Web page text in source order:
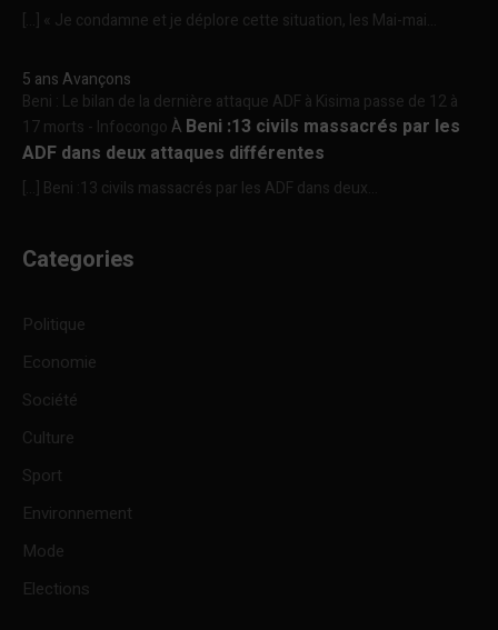
[…] « Je condamne et je déplore cette situation, les Mai-mai...
5 ans Avançons
Beni : Le bilan de la dernière attaque ADF à Kisima passe de 12 à
17 morts - InfocongoÀ Beni :13 civils massacrés par les
ADF dans deux attaques différentes
[…] Beni :13 civils massacrés par les ADF dans deux...
Categories
Politique
Economie
Société
Culture
Sport
Environnement
Mode
Elections